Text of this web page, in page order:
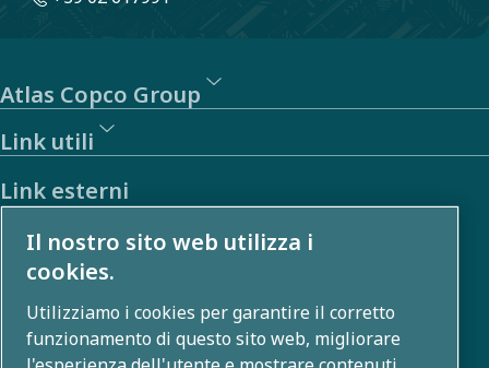
Atlas Copco Group
Link utili
Link esterni
Investitori
Galleria foto e video
Il nostro sito web utilizza i
cookies.
Utilizziamo i cookies per garantire il corretto
funzionamento di questo sito web, migliorare